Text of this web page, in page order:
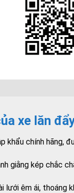
xe lăn
khẩu chính hãng,
giằng kép chắc
lưới êm ái, thoáng